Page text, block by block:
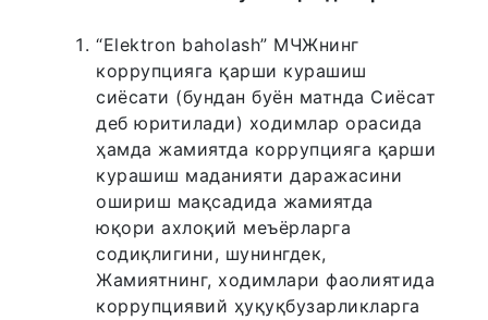
“Elektron baholash” МЧЖнинг
коррупцияга қарши курашиш
сиёсати (бундан буён матнда Сиёсат
деб юритилади) ходимлар орасида
ҳамда жамиятда коррупцияга қарши
курашиш маданияти даражасини
ошириш мақсадида жамиятда
юқори ахлоқий меъёрларга
содиқлигини, шунингдек,
Жамиятнинг, ходимлари фаолиятида
коррупциявий ҳуқуқбузарликларга